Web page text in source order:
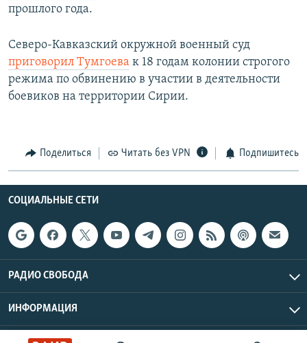
прошлого года.
Северо-Кавказский окружной военный суд
приговорил Тумгоева к 18 годам колонии строгого
режима по обвинению в участии в деятельности
боевиков на территории Сирии.
Поделиться Читать без VPN Подпишитесь
СОЦИАЛЬНЫЕ СЕТИ
РАДИО СВОБОДА
ИНФОРМАЦИЯ